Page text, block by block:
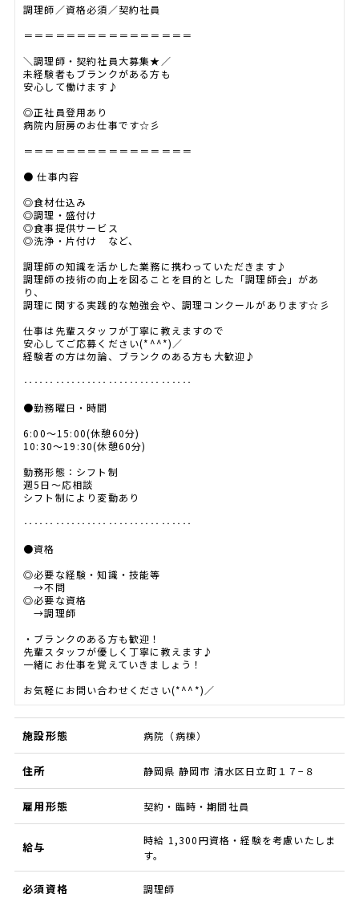
調理師／資格必須／契約社員
＝＝＝＝＝＝＝＝＝＝＝＝＝＝＝＝
＼調理師・契約社員大募集★／
未経験者もブランクがある方も
安心して働けます♪
◎正社員登用あり
病院内厨房のお仕事です☆彡
＝＝＝＝＝＝＝＝＝＝＝＝＝＝＝＝
● 仕事内容
◎食材仕込み
◎調理・盛付け
◎食事提供サービス
◎洗浄・片付け など、
調理師の知識を活かした業務に携わっていただきます♪
調理師の技術の向上を図ることを目的とした「調理師会」があ
り、
調理に関する実践的な勉強会や、調理コンクールがあります☆彡
仕事は先輩スタッフが丁寧に教えますので
安心してご応募ください(*^^*)／
経験者の方は勿論、ブランクのある方も大歓迎♪
‥‥‥‥‥‥‥‥‥‥‥‥‥‥‥‥
●勤務曜日・時間
6:00～15:00(休憩60分)
10:30～19:30(休憩60分)
勤務形態：シフト制
週5日～応相談
シフト制により変動あり
‥‥‥‥‥‥‥‥‥‥‥‥‥‥‥‥
●資格
◎必要な経験・知識・技能等
→不問
◎必要な資格
→調理師
・ブランクのある方も歓迎！
先輩スタッフが優しく丁寧に教えます♪
一緒にお仕事を覚えていきましょう！
お気軽にお問い合わせください(*^^*)／
施設形態 病院（病棟）
住所 静岡県 静岡市 清水区日立町１７−８
雇用形態 契約・臨時・期間社員
給与
時給 1,300円資格・経験を考慮いたしま
す。
必須資格 調理師